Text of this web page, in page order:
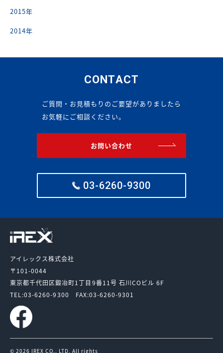
2015年
2014年
CONTACT
ご質問・お見積もりのご要望がありましたら
お気軽にご相談ください。
お問い合わせ
03-6260-9300
アイレックス株式会社
〒101-0044
東京都千代田区鍛冶町1丁目9番11号 石川COビル 6F
TEL:03-6260-9300 FAX:03-6260-9301
© 2026 IREX CO., LTD. All rights